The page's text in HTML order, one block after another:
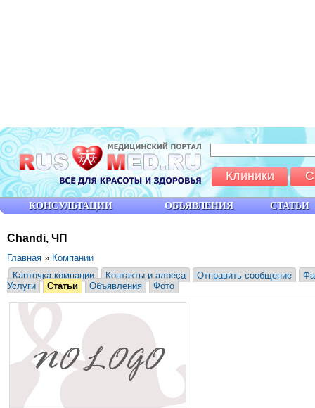
Chandi, ЧП
Главная » Компании
Карточка компании
Контакты и адреса Отправить сообщение
Услуги
Статьи Объявления Фото
КОНСУЛЬТАЦИИ ОБЪЯВЛЕНИЯ СТАТЬИ
Клиники